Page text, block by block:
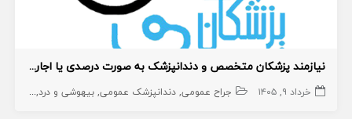
نیازمند پزشکان متخصص و دندانپزشک به صورت درصدی یا اجاره مطب
خرداد ۹, ۱۴۰۵ جراح عمومی دندانپزشک عمومی بیهوشی و درد